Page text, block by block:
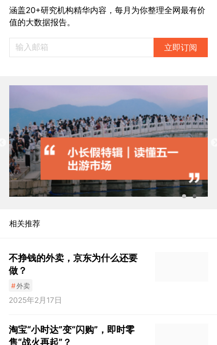
涵盖20+研究机构精华内容，每月为你整理全网最有价
值的大数据报告。
立即订阅
相关推荐
不挣钱的外卖，京东为什么还要
做？
#外卖
2025年2月17日
淘宝“小时达”变“闪购”，即时零
售“战火再起”？